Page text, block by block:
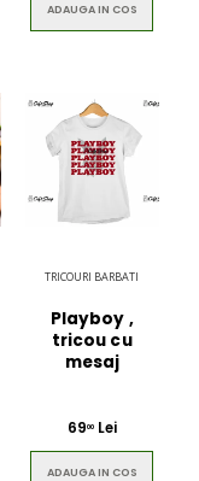
ADAUGA IN COS
TRICOURI BARBATI
Playboy ,
tricou cu
mesaj
6900Lei
ADAUGA IN COS